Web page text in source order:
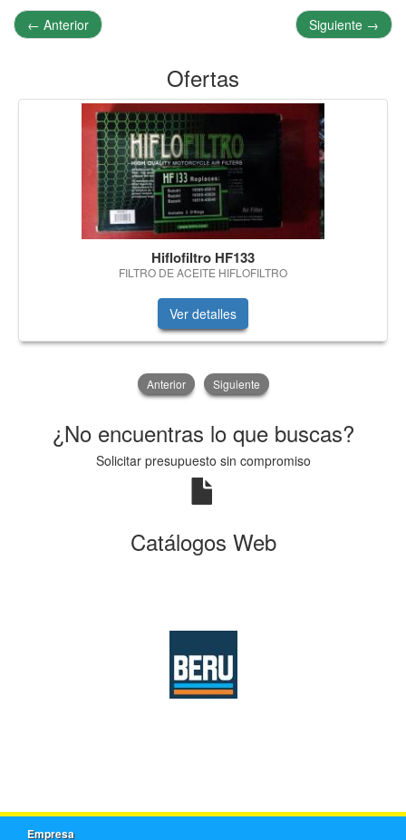
← Anterior Siguiente →
Ofertas
Hiflofiltro HF133
FILTRO DE ACEITE HIFLOFILTRO
Ver detalles
Anterior Siguiente
¿No encuentras lo que buscas?
Solicitar presupuesto sin compromiso
Catálogos Web
Empresa